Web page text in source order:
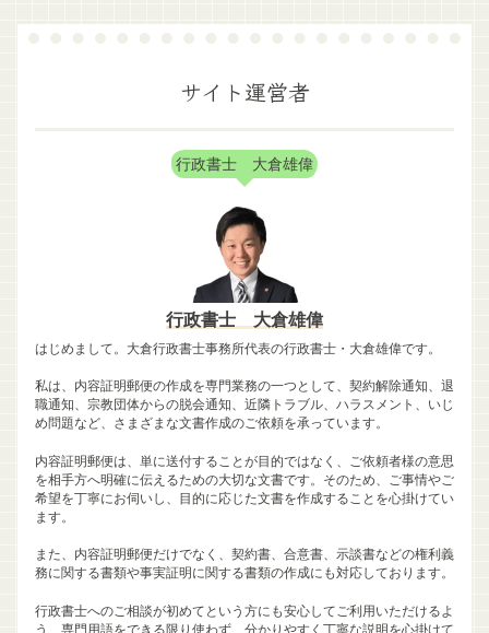
サイト運営者
行政書士 大倉雄偉
行政書士 大倉雄偉
はじめまして。大倉行政書士事務所代表の行政書士・大倉雄偉です。
私は、内容証明郵便の作成を専門業務の一つとして、契約解除通知、退
職通知、宗教団体からの脱会通知、近隣トラブル、ハラスメント、いじ
め問題など、さまざまな文書作成のご依頼を承っています。
内容証明郵便は、単に送付することが目的ではなく、ご依頼者様の意思
を相手方へ明確に伝えるための大切な文書です。そのため、ご事情やご
希望を丁寧にお伺いし、目的に応じた文書を作成することを心掛けてい
ます。
また、内容証明郵便だけでなく、契約書、合意書、示談書などの権利義
務に関する書類や事実証明に関する書類の作成にも対応しております。
行政書士へのご相談が初めてという方にも安心してご利用いただけるよ
う、専門用語をできる限り使わず、分かりやすく丁寧な説明を心掛けて